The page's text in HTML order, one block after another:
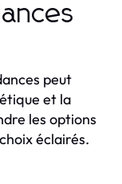
peut
et la
les options
éclairés.